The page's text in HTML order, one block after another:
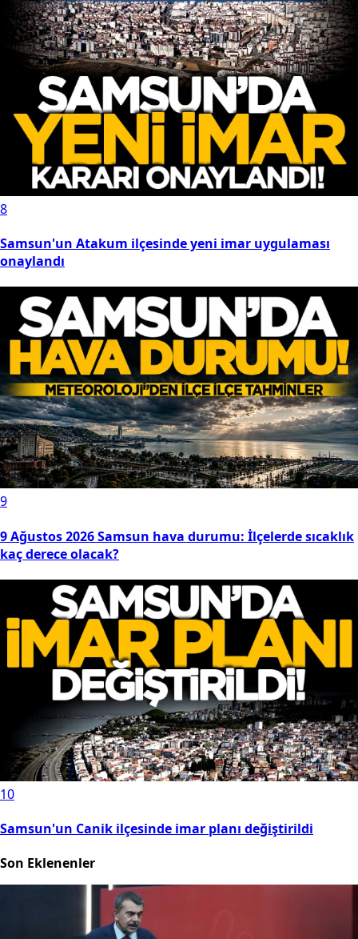
8
Samsun'un Atakum ilçesinde yeni imar uygulaması
onaylandı
9
9 Ağustos 2026 Samsun hava durumu: İlçelerde sıcaklık
kaç derece olacak?
10
Samsun'un Canik ilçesinde imar planı değiştirildi
Son Eklenenler